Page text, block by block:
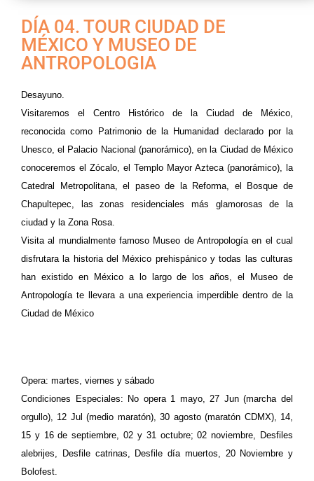
DÍA 04. TOUR CIUDAD DE
MÉXICO Y MUSEO DE
ANTROPOLOGIA
Desayuno.
Visitaremos el Centro Histórico de la Ciudad de México,
reconocida como Patrimonio de la Humanidad declarado por la
Unesco, el Palacio Nacional (panorámico), en la Ciudad de México
conoceremos el Zócalo, el Templo Mayor Azteca (panorámico), la
Catedral Metropolitana, el paseo de la Reforma, el Bosque de
Chapultepec, las zonas residenciales más glamorosas de la
ciudad y la Zona Rosa.
Visita al mundialmente famoso Museo de Antropología en el cual
disfrutara la historia del México prehispánico y todas las culturas
han existido en México a lo largo de los años, el Museo de
Antropología te llevara a una experiencia imperdible dentro de la
Ciudad de México
Opera: martes, viernes y sábado
Condiciones Especiales: No opera 1 mayo, 27 Jun (marcha del
orgullo), 12 Jul (medio maratón), 30 agosto (maratón CDMX), 14,
15 y 16 de septiembre, 02 y 31 octubre; 02 noviembre, Desfiles
alebrijes, Desfile catrinas, Desfile día muertos, 20 Noviembre y
Bolofest.